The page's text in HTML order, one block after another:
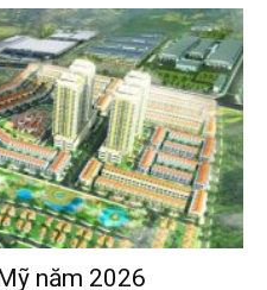
năm 2026